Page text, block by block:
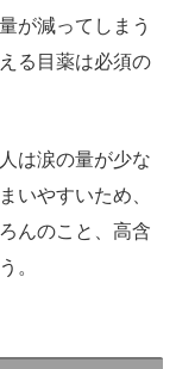
が減ってしまう
る目薬は必須の
は涙の量が少な
いやすいため、
んのこと、高含
。